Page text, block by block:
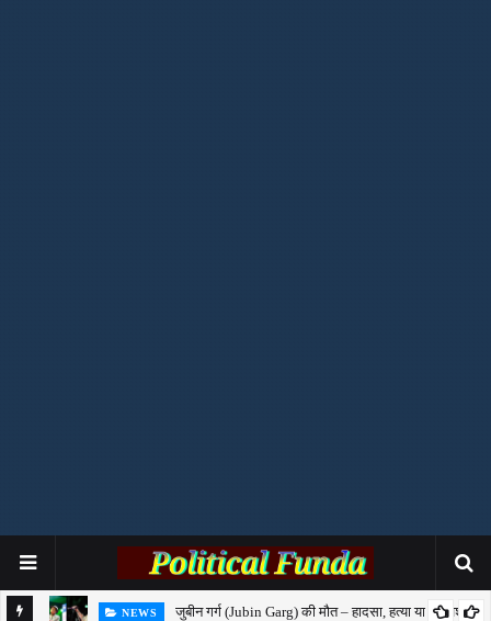
NEWS जुबीन गर्ग (Jubin Garg) की मौत – हादसा, हत्या या साजिश?